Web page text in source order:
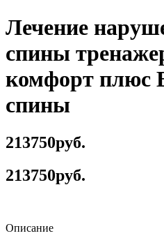
Лечение
спины
комфорт плюс
спины
213750руб.
213750руб.
Описание